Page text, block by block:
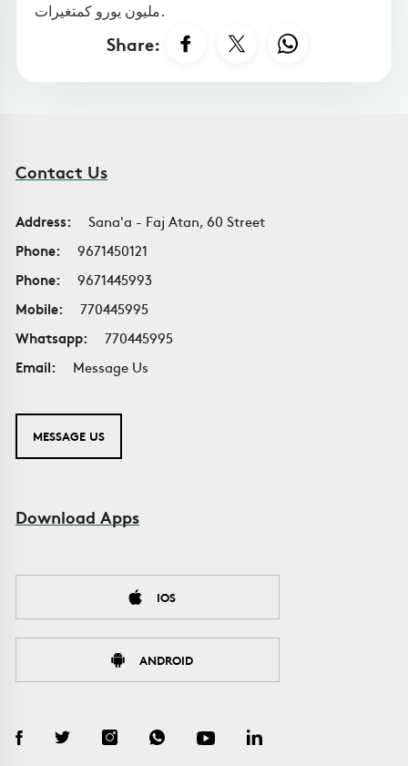
مليون يورو كمتغيرات.
Share:
Contact Us
Address:
Sana'a - Faj Atan, 60 Street
Phone:
9671450121
Phone:
9671445993
Mobile:
770445995
Whatsapp:
770445995
Email:
Message Us
MESSAGE US
Download Apps
IOS
ANDROID